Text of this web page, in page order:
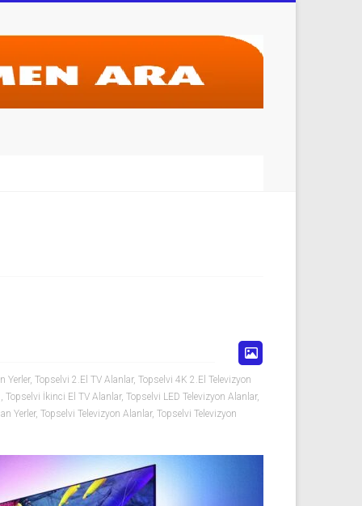
Yerler, Topselvi 2.El TV Alanlar, Topselvi 4K 2.El Televizyon
, Topselvi İkinci El TV Alanlar, Topselvi LED Televizyon Alanlar,
Yerler, Topselvi Televizyon Alanlar, Topselvi Televizyon